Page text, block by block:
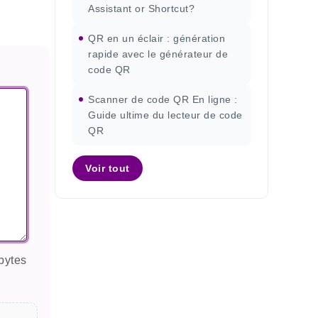
Assistant or Shortcut?
QR en un éclair : génération
rapide avec le générateur de
code QR
Scanner de code QR En ligne :
Guide ultime du lecteur de code
QR
Voir tout